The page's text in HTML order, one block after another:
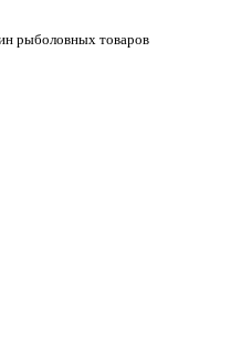
рыболовных товаров